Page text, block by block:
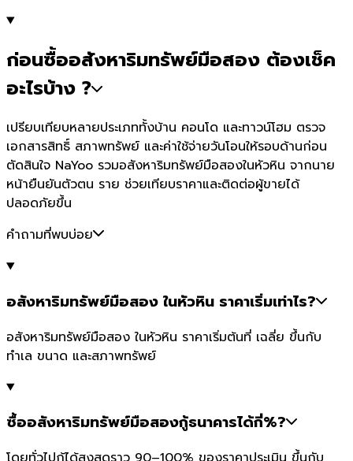
ก่อนซื้ออสังหาริมทรัพย์มือสอง ต้องเช็ค
อะไรบ้าง ?
เปรียบเทียบหลายประเภททั้งบ้าน คอนโด และทาวน์โฮม ตรวจ
เอกสารสิทธิ์ สภาพทรัพย์ และค่าใช้จ่ายวันโอนให้รอบด้านก่อน
ตัดสินใจ NaYoo รวมอสังหาริมทรัพย์มือสองในหัวหิน จากนาย
หน้ายืนยันตัวตน ราย ช่วยเทียบราคาและติดต่อผู้ขายได้
ปลอดภัยขึ้น
คำถามที่พบบ่อย
อสังหาริมทรัพย์มือสอง ในหัวหิน ราคาเริ่มเท่าไร?
อสังหาริมทรัพย์มือสอง ในหัวหิน ราคาเริ่มต้นที่ เฉลี่ย ขึ้นกับ
ทำเล ขนาด และสภาพทรัพย์
ซื้ออสังหาริมทรัพย์มือสองกู้ธนาคารได้กี่%?